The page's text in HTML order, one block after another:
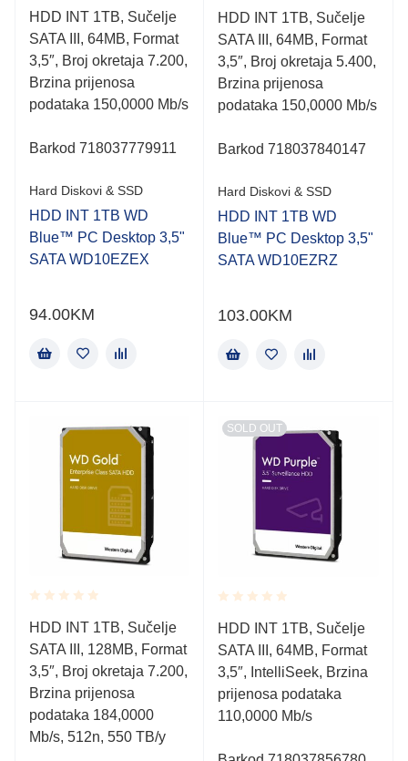
Rated
0.001
out
of
5
HDD INT 1TB, Sučelje
SATA III, 64MB, Format
3,5″, Broj okretaja 7.200,
Brzina prijenosa
podataka 150,0000 Mb/s
Barkod 718037779911
Hard Diskovi & SSD
HDD INT 1TB WD
Blue™ PC Desktop 3,5"
SATA WD10EZEX
94.00KM
Rated
0.001
out
of
5
HDD INT 1TB, Sučelje
SATA III, 64MB, Format
3,5″, Broj okretaja 5.400,
Brzina prijenosa
podataka 150,0000 Mb/s
Barkod 718037840147
Hard Diskovi & SSD
HDD INT 1TB WD
Blue™ PC Desktop 3,5"
SATA WD10EZRZ
103.00KM
Rated
0.001
out
of
5
HDD INT 1TB, Sučelje
SATA III, 128MB, Format
3,5″, Broj okretaja 7.200,
Brzina prijenosa
podataka 184,0000
Mb/s, 512n, 550 TB/y
SOLD OUT
Rated
0.001
out
of
5
HDD INT 1TB, Sučelje
SATA III, 64MB, Format
3,5″, IntelliSeek, Brzina
prijenosa podataka
110,0000 Mb/s